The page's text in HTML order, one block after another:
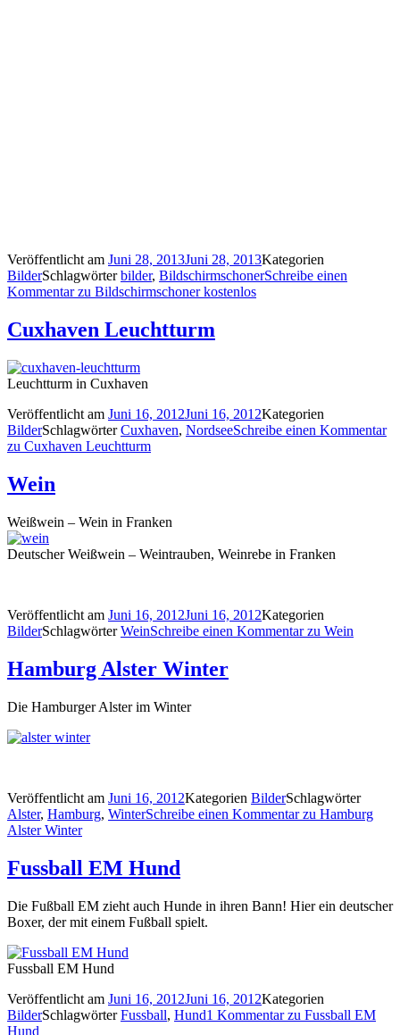
Veröffentlicht am Juni 28, 2013Juni 28, 2013Kategorien
BilderSchlagwörterbilder, BildschirmschonerSchreibe einen
Kommentarzu Bildschirmschoner kostenlos
Cuxhaven Leuchtturm
Leuchtturm in Cuxhaven
Veröffentlicht am Juni 16, 2012Juni 16, 2012Kategorien
BilderSchlagwörterCuxhaven, NordseeSchreibe einen Kommentar
zu Cuxhaven Leuchtturm
Wein
Weißwein – Wein in Franken
Deutscher Weißwein – Weintrauben, Weinrebe in Franken
Veröffentlicht am Juni 16, 2012Juni 16, 2012Kategorien
BilderSchlagwörterWeinSchreibe einen Kommentarzu Wein
Hamburg Alster Winter
Die Hamburger Alster im Winter
Veröffentlicht am Juni 16, 2012Kategorien BilderSchlagwörter
Alster, Hamburg, WinterSchreibe einen Kommentarzu Hamburg
Alster Winter
Fussball EM Hund
Die Fußball EM zieht auch Hunde in ihren Bann! Hier ein deutscher
Boxer, der mit einem Fußball spielt.
Fussball EM Hund
Veröffentlicht am Juni 16, 2012Juni 16, 2012Kategorien
BilderSchlagwörterFussball, Hund1 Kommentarzu Fussball EM
Hund